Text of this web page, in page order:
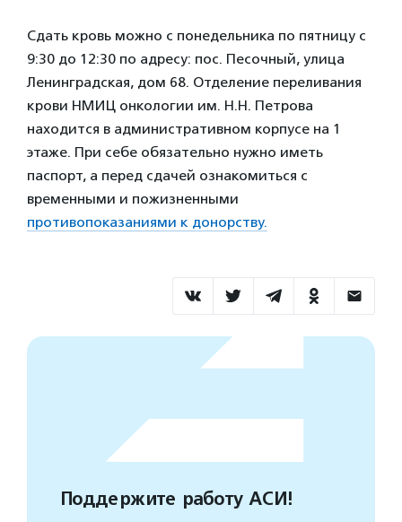
Сдать кровь можно с понедельника по пятницу с
9:30 до 12:30 по адресу: пос. Песочный, улица
Ленинградская, дом 68. Отделение переливания
крови НМИЦ онкологии им. Н.Н. Петрова
находится в административном корпусе на 1
этаже. При себе обязательно нужно иметь
паспорт, а перед сдачей ознакомиться с
временными и пожизненными
противопоказаниями к донорству.
Поддержите работу АСИ!